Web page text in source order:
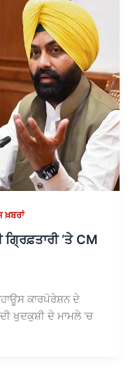
ਖ਼ਬਰਾਂ
‘ਤੇ CM
ਕਾਰਪੋਰੇਸ਼ਨ ਦੇ
ਖੁਦਕੁਸ਼ੀ ਦੇ ਮਾਮਲੇ ‘ਚ